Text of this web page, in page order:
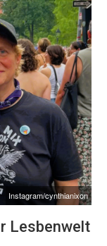
Instagram/cynthianixon
Lesbenwelt